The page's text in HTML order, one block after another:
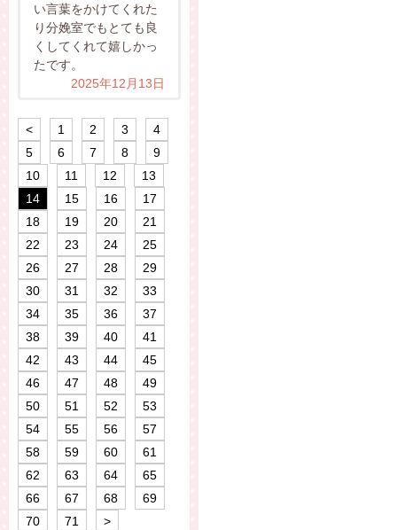
い言葉をかけてくれた
り分娩室でもとても良
くしてくれて嬉しかっ
たです。
2025年12月13日
< 1 2 3
4
5
6 7 8
9
10
11 12
13
14
15 16
17
18
19 20
21
22
23 24
25
26
27 28
29
30
31 32
33
34
35 36
37
38
39 40
41
42
43 44
45
46
47 48
49
50
51 52
53
54
55 56
57
58
59 60
61
62
63 64
65
66
67 68
69
70
71 >